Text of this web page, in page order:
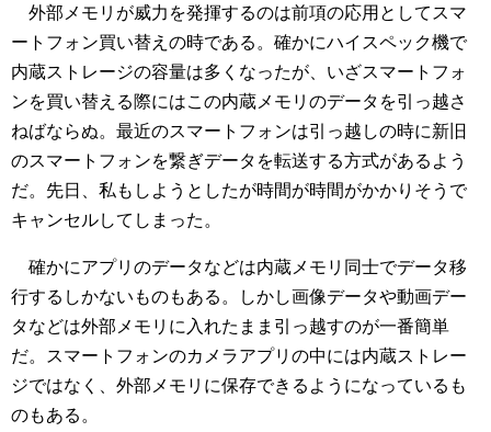
外部メモリが威力を発揮するのは前項の応用としてスマ
ートフォン買い替えの時である。確かにハイスペック機で
内蔵ストレージの容量は多くなったが、いざスマートフォ
ンを買い替える際にはこの内蔵メモリのデータを引っ越さ
ねばならぬ。最近のスマートフォンは引っ越しの時に新旧
のスマートフォンを繋ぎデータを転送する方式があるよう
だ。先日、私もしようとしたが時間が時間がかかりそうで
キャンセルしてしまった。
確かにアプリのデータなどは内蔵メモリ同士でデータ移
行するしかないものもある。しかし画像データや動画デー
タなどは外部メモリに入れたまま引っ越すのが一番簡単
だ。スマートフォンのカメラアプリの中には内蔵ストレー
ジではなく、外部メモリに保存できるようになっているも
のもある。